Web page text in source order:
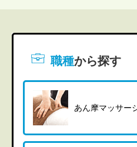
職種から探す
あん摩マッサー